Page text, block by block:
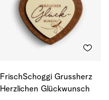
FrischSchoggi Grussherz
Herzlichen Glückwunsch